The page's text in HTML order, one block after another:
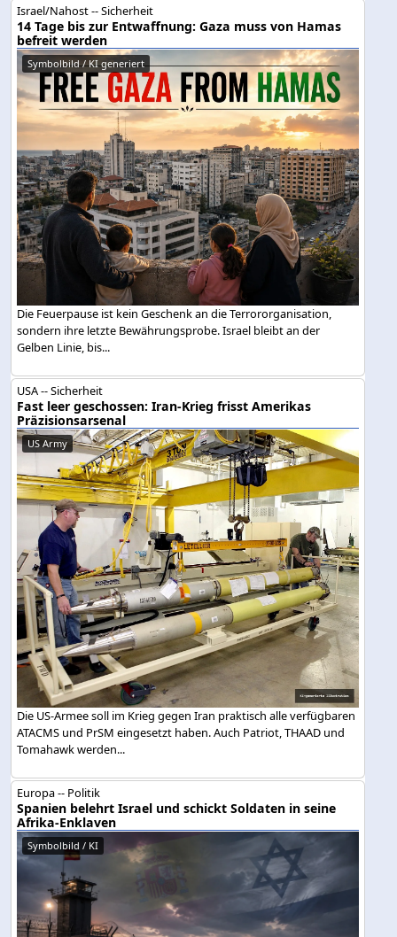
Israel/Nahost -- Sicherheit
14 Tage bis zur Entwaffnung: Gaza muss von Hamas
befreit werden
Symbolbild / KI generiert
Die Feuerpause ist kein Geschenk an die Terrororganisation,
sondern ihre letzte Bewährungsprobe. Israel bleibt an der
Gelben Linie, bis...
USA -- Sicherheit
Fast leer geschossen: Iran-Krieg frisst Amerikas
Präzisionsarsenal
US Army
Die US-Armee soll im Krieg gegen Iran praktisch alle verfügbaren
ATACMS und PrSM eingesetzt haben. Auch Patriot, THAAD und
Tomahawk werden...
Europa -- Politik
Spanien belehrt Israel und schickt Soldaten in seine
Afrika-Enklaven
Symbolbild / KI